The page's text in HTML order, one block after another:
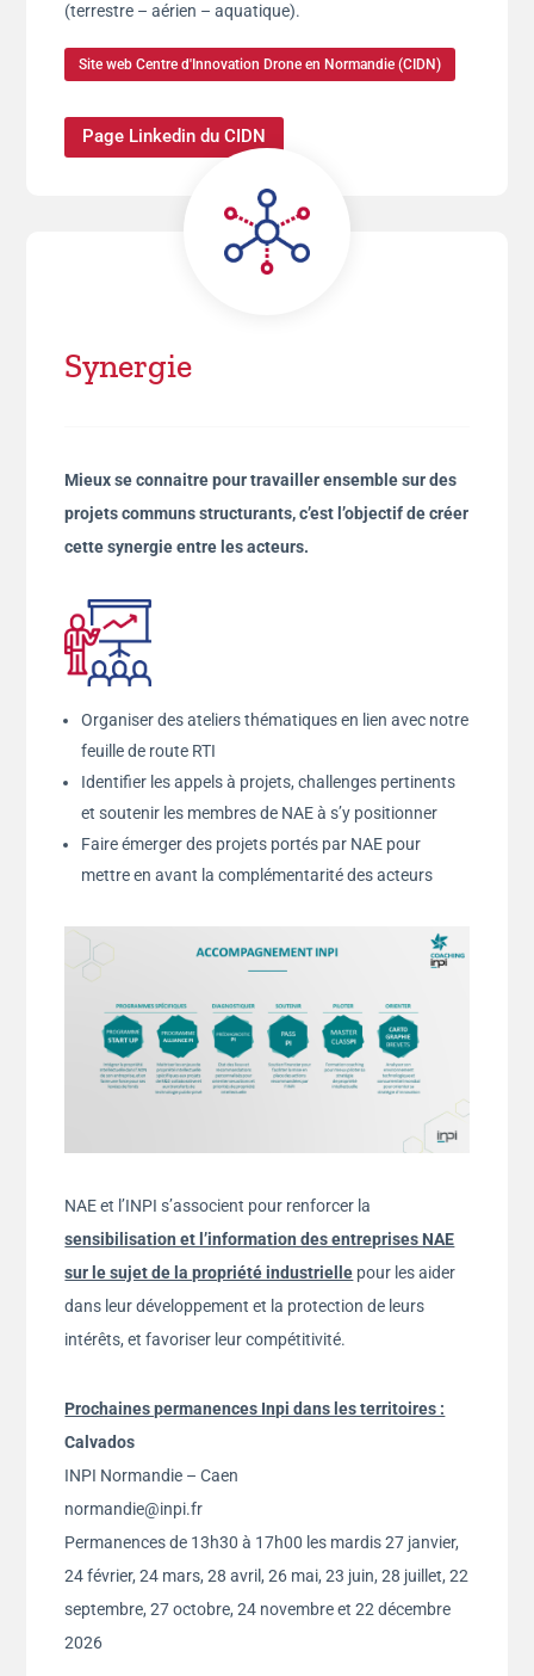
(terrestre – aérien – aquatique).
Site web Centre d'Innovation Drone en Normandie (CIDN)
Page Linkedin du CIDN
Synergie
Mieux se connaitre pour travailler ensemble sur des
projets communs structurants, c’est l’objectif de créer
cette synergie entre les acteurs.
Organiser des ateliers thématiques en lien avec notre
feuille de route RTI
Identifier les appels à projets, challenges pertinents
et soutenir les membres de NAE à s’y positionner
Faire émerger des projets portés par NAE pour
mettre en avant la complémentarité des acteurs
NAE et l’INPI s’associent pour renforcer la
sensibilisation et l’information des entreprises NAE
sur le sujet de la propriété industrielle pour les aider
dans leur développement et la protection de leurs
intérêts, et favoriser leur compétitivité.
Prochaines permanences Inpi dans les territoires :
Calvados
INPI Normandie – Caen
normandie@inpi.fr
Permanences de 13h30 à 17h00 les mardis 27 janvier,
24 février, 24 mars, 28 avril, 26 mai, 23 juin, 28 juillet, 22
septembre, 27 octobre, 24 novembre et 22 décembre
2026